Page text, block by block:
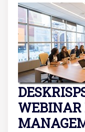
WEBINAR